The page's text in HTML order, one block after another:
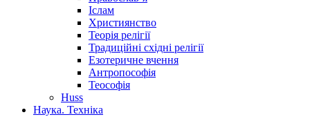
Іслам
Християнство
Теорія релігії
Традиційні східні релігії
Езотеричне вчення
Антропософія
Теософія
Huss
Наука. Техніка